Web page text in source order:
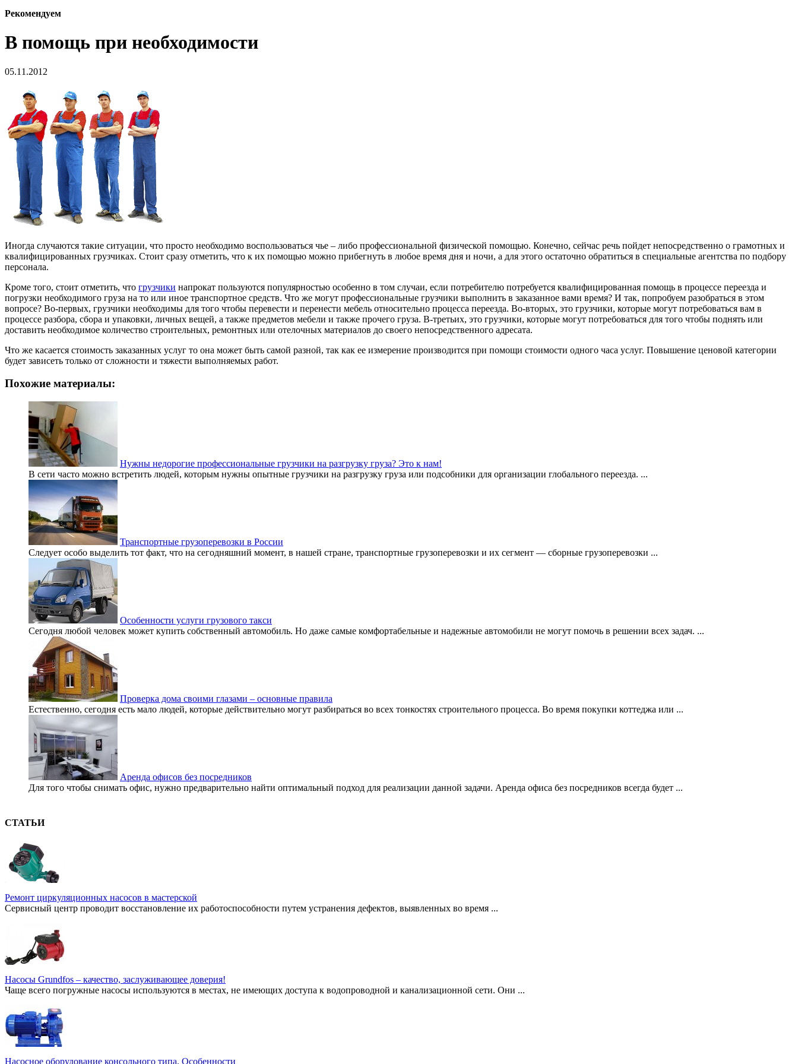
Рекомендуем
В помощь при необходимости
05.11.2012
Иногда случаются такие ситуации, что просто необходимо воспользоваться чье – либо профессиональной физической помощью. Конечно, сейчас речь пойдет непосредственно о грамотных и
квалифицированных грузчиках. Стоит сразу отметить, что к их помощью можно прибегнуть в любое время дня и ночи, а для этого остаточно обратиться в специальные агентства по подбору
персонала.
Кроме того, стоит отметить, что грузчики напрокат пользуются популярностью особенно в том случаи, если потребителю потребуется квалифицированная помощь в процессе переезда и
погрузки необходимого груза на то или иное транспортное средств. Что же могут профессиональные грузчики выполнить в заказанное вами время? И так, попробуем разобраться в этом
вопросе? Во-первых, грузчики необходимы для того чтобы перевести и перенести мебель относительно процесса переезда. Во-вторых, это грузчики, которые могут потребоваться вам в
процессе разбора, сбора и упаковки, личных вещей, а также предметов мебели и также прочего груза. В-третьих, это грузчики, которые могут потребоваться для того чтобы поднять или
доставить необходимое количество строительных, ремонтных или отелочных материалов до своего непосредственного адресата.
Что же касается стоимость заказанных услуг то она может быть самой разной, так как ее измерение производится при помощи стоимости одного часа услуг. Повышение ценовой категории
будет зависеть только от сложности и тяжести выполняемых работ.
Похожие материалы:
Нужны недорогие профессиональные грузчики на разгрузку груза? Это к нам!
В сети часто можно встретить людей, которым нужны опытные грузчики на разгрузку груза или подсобники для организации глобального переезда. ...
Транспортные грузоперевозки в России
Следует особо выделить тот факт, что на сегодняшний момент, в нашей стране, транспортные грузоперевозки и их сегмент — сборные грузоперевозки ...
Особенности услуги грузового такси
Сегодня любой человек может купить собственный автомобиль. Но даже самые комфортабельные и надежные автомобили не могут помочь в решении всех задач. ...
Проверка дома своими глазами – основные правила
Естественно, сегодня есть мало людей, которые действительно могут разбираться во всех тонкостях строительного процесса. Во время покупки коттеджа или ...
Аренда офисов без посредников
Для того чтобы снимать офис, нужно предварительно найти оптимальный подход для реализации данной задачи. Аренда офиса без посредников всегда будет ...
СТАТЬИ
Ремонт циркуляционных насосов в мастерской
Сервисный центр проводит восстановление их работоспособности путем устранения дефектов, выявленных во время ...
Насосы Grundfos – качество, заслуживающее доверия!
Чаще всего погружные насосы используются в местах, не имеющих доступа к водопроводной и канализационной сети. Они ...
Насосное оборудование консольного типа. Особенности